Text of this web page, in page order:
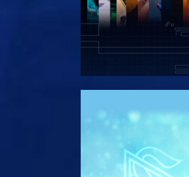
UTFORSKA SERIEN